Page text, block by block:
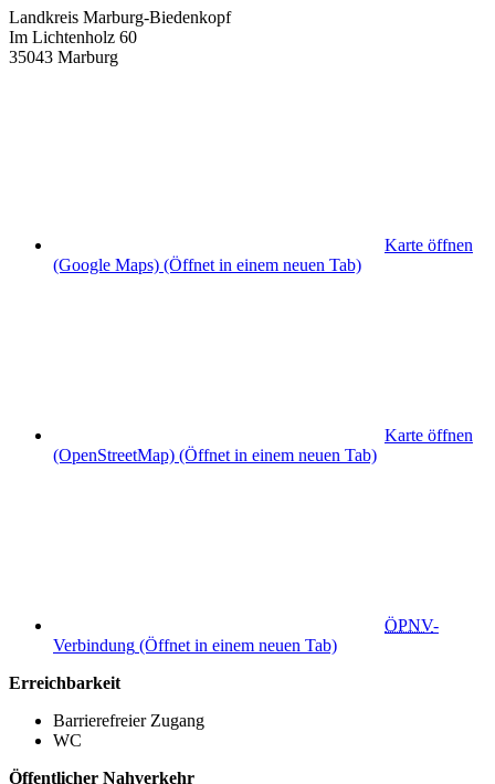
Landkreis Marburg-Biedenkopf
Im Lichtenholz 60
35043 Marburg
Karte öffnen
(Google Maps) (Öffnet in einem neuen Tab)
Karte öffnen
(OpenStreetMap) (Öffnet in einem neuen Tab)
ÖPNV-
Verbindung (Öffnet in einem neuen Tab)
Erreichbarkeit
Barrierefreier Zugang
WC
Öffentlicher Nahverkehr